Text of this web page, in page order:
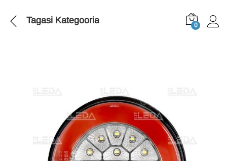
Tagasi Kategooria 0